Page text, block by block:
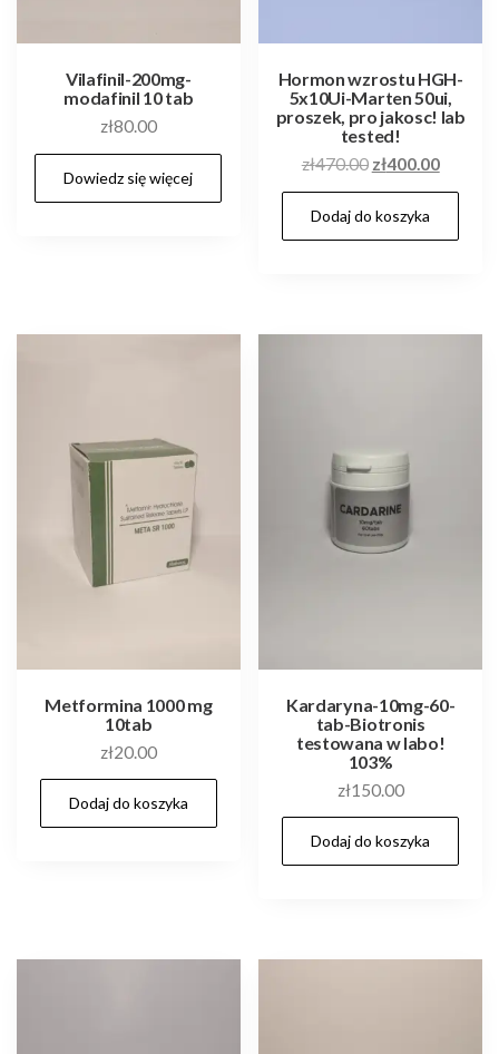
Vilafinil-200mg-
modafinil 10 tab
zł80.00
Dowiedz się więcej
Hormon wzrostu HGH-
5x10Ui-Marten 50ui,
proszek, pro jakosc! lab
tested!
zł470.00 Pierwotna
cena
wynosiła:
zł470.00.
zł400.00
cena
Dodaj do koszyka
Metformina 1000 mg
10tab
zł20.00
Dodaj do koszyka
Kardaryna-10mg-60-
tab-Biotronis
testowana w labo!
103%
zł150.00
Dodaj do koszyka